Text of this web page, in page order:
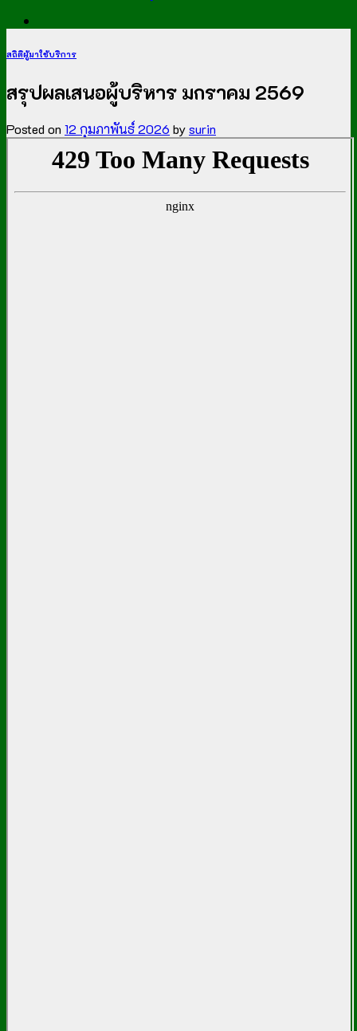
สถิติผู้มาใช้บริการ
สรุปผลเสนอผู้บริหาร มกราคม 2569
Posted on 12 กุมภาพันธ์ 2026 bysurin